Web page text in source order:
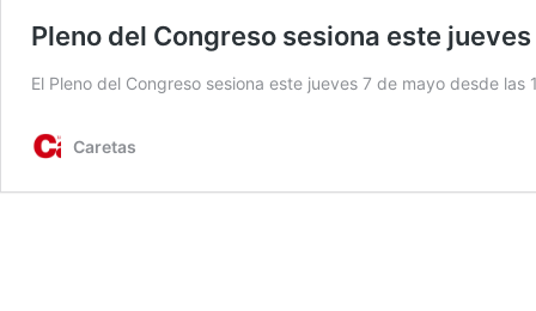
Pleno del Congreso sesiona este
El Pleno del Congreso sesiona este jueves 7 de mayo desde
Caretas